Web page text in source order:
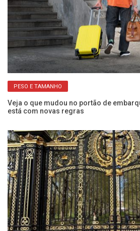
PESO E TAMANHO
Veja o que mudou no portão de
está com novas regras